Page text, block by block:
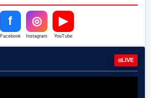
f
Facebook
◎
Instagram
▶
YouTube
LIVE